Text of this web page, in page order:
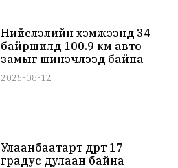
Нийслэлийн хэмжээнд 34
байршилд 100.9 км авто
замыг шинэчлээд байна
2025-08-12
Улаанбаатарт өдөртөө 17
градус дулаан байна